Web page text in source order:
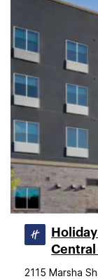
Central
2115 Marsha